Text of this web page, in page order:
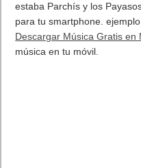
estaba Parchís y los
para tu smartphone.
Descargar Música Gratis en
música en tu móvil.